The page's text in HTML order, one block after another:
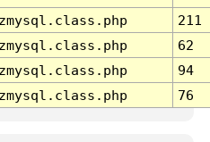
211
62
94
76